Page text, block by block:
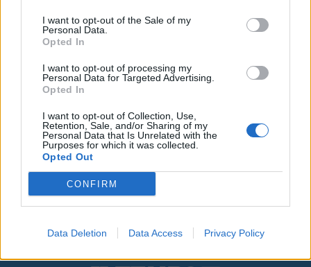
I want to opt-out of the Sale of my
Personal Data.
Opted In
I want to opt-out of processing my
Personal Data for Targeted Advertising.
Opted In
I want to opt-out of Collection, Use,
Retention, Sale, and/or Sharing of my
Personal Data that Is Unrelated with the
Purposes for which it was collected.
Opted Out
CONFIRM
Data Deletion Data Access Privacy Policy